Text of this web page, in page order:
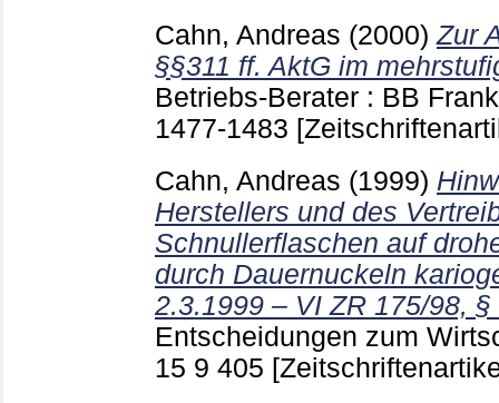
Cahn, Andreas (2000)Zur
§§311 ff. AktG im
Betriebs-Berater : BB
1477-1483
Cahn, Andreas (1999)
Herstellers und des
Schnullerflaschen auf
durch Dauernuckeln
2.3.1999 – VI ZR 175/98,
Entscheidungen zum
15 9 405